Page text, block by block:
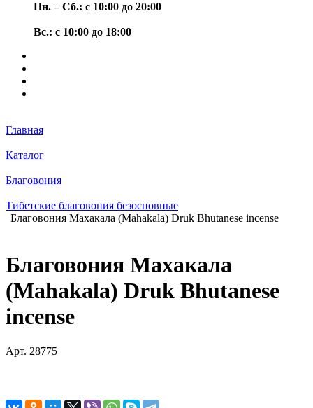
Пн. – Сб.: с 10:00 до 20:00
Вс.: с 10:00 до 18:00
Главная
Каталог
Благовония
Тибетские благовония безосновные
Благовония Махакала (Mahakala) Druk Bhutanese incense
Благовония Махакала
(Mahakala) Druk Bhutanese
incense
Арт. 28775